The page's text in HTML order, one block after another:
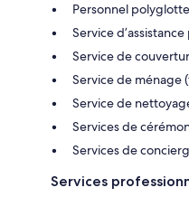
Personnel polyglotte
Service
Service de
Service de ménage
Service de
Services de
Services de
Services